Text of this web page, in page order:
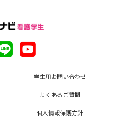
学生用お問い合わせ
よくあるご質問
個人情報保護方針